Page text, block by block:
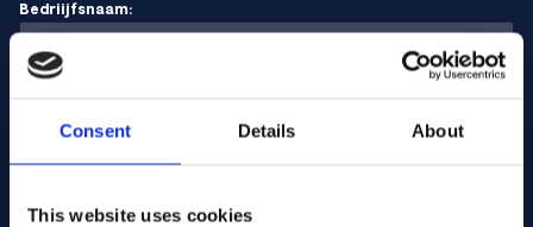
Consent Details About
This website uses cookies
Bedriijfsnaam: